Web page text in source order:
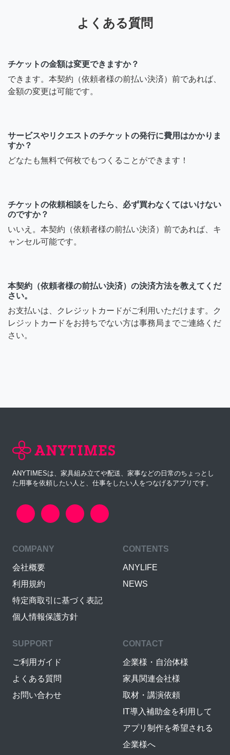
よくある質問
チケットの金額は変更できますか？
できます。本契約（依頼者様の前払い決済）前であれば、
金額の変更は可能です。
サービスやリクエストのチケットの発行に費用はかかりま
すか？
どなたも無料で何枚でもつくることができます！
チケットの依頼相談をしたら、必ず買わなくてはいけない
のですか？
いいえ。本契約（依頼者様の前払い決済）前であれば、キ
ャンセル可能です。
本契約（依頼者様の前払い決済）の決済方法を教えてくだ
さい。
お支払いは、クレジットカードがご利用いただけます。ク
レジットカードをお持ちでない方は事務局までご連絡くだ
さい。
ANYTIMESは、家具組み立てや配送、家事などの日常のちょっとし
た用事を依頼したい人と、仕事をしたい人をつなげるアプリです。
COMPANY
会社概要
利用規約
特定商取引に基づく表記
個人情報保護方針
CONTENTS
ANYLIFE
NEWS
SUPPORT
ご利用ガイド
よくある質問
お問い合わせ
CONTACT
企業様・自治体様
家具関連会社様
取材・講演依頼
IT導入補助金を利用して
アプリ制作を希望される
企業様へ